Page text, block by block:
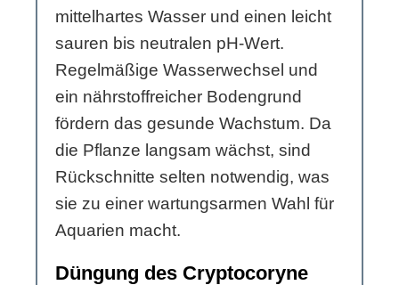
mittelhartes Wasser und einen leicht
sauren bis neutralen pH-Wert.
Regelmäßige Wasserwechsel und
ein nährstoffreicher Bodengrund
fördern das gesunde Wachstum. Da
die Pflanze langsam wächst, sind
Rückschnitte selten notwendig, was
sie zu einer wartungsarmen Wahl für
Aquarien macht.
Düngung des Cryptocoryne